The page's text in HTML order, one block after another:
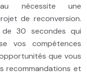
nécessite une
de reconversion.
30 secondes qui
vos compétences
que vous
recommandations et